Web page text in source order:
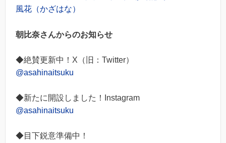
風花（かざはな）
朝比奈さんからのお知らせ
◆絶賛更新中！X（旧：Twitter）
@asahinaitsuku
◆新たに開設しました！Instagram
@asahinaitsuku
◆目下鋭意準備中！